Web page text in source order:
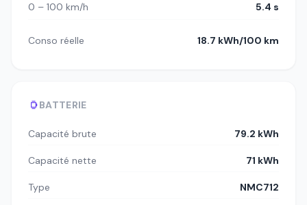
0 – 100 km/h 5.4 s
Conso réelle 18.7 kWh/100 km
BATTERIE
Capacité brute 79.2 kWh
Capacité nette 71 kWh
Type NMC712